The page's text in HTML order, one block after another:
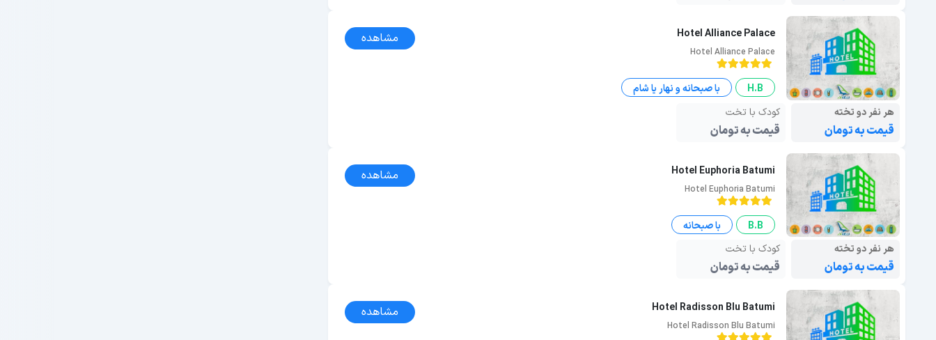
Hotel Alliance Palace
Hotel Alliance Palace
مشاهده
H.B
با صبحانه و نهار یا شام
هر نفر دو تخته
قیمت به تومان
کودک با تخت
قیمت به تومان
Hotel Euphoria Batumi
Hotel Euphoria Batumi
مشاهده
B.B
با صبحانه
هر نفر دو تخته
قیمت به تومان
کودک با تخت
قیمت به تومان
Hotel Radisson Blu Batumi
Hotel Radisson Blu Batumi
مشاهده